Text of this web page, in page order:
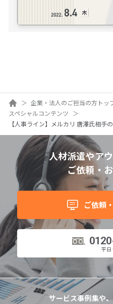
ホーム企業・法人のご担当の方トッ
スペシャルコンテンツ
【人事ライン】メルカリ 唐澤氏相
人材派遣やア
ご依頼・
ご依頼
平
サービス事例集や